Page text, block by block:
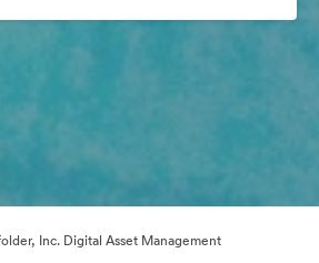
Inc. Digital Asset Management